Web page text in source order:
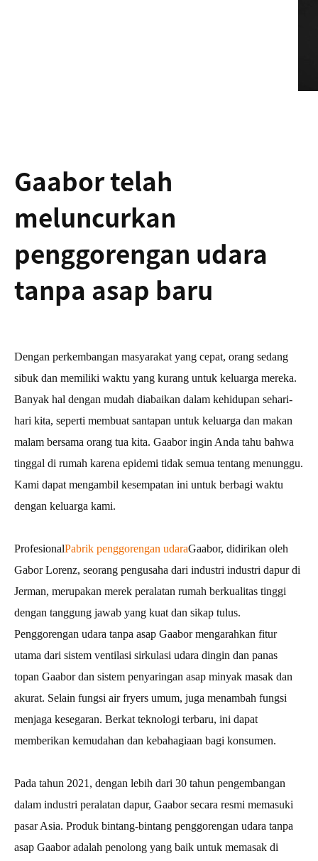
Gaabor telah
meluncurkan
penggorengan udara
tanpa asap baru
Dengan perkembangan masyarakat yang cepat, orang sedang
sibuk dan memiliki waktu yang kurang untuk keluarga mereka.
Banyak hal dengan mudah diabaikan dalam kehidupan sehari-
hari kita, seperti membuat santapan untuk keluarga dan makan
malam bersama orang tua kita. Gaabor ingin Anda tahu bahwa
tinggal di rumah karena epidemi tidak semua tentang menunggu.
Kami dapat mengambil kesempatan ini untuk berbagi waktu
dengan keluarga kami.
ProfesionalPabrik penggorengan udaraGaabor, didirikan oleh
Gabor Lorenz, seorang pengusaha dari industri industri dapur di
Jerman, merupakan merek peralatan rumah berkualitas tinggi
dengan tanggung jawab yang kuat dan sikap tulus.
Penggorengan udara tanpa asap Gaabor mengarahkan fitur
utama dari sistem ventilasi sirkulasi udara dingin dan panas
topan Gaabor dan sistem penyaringan asap minyak masak dan
akurat. Selain fungsi air fryers umum, juga menambah fungsi
menjaga kesegaran. Berkat teknologi terbaru, ini dapat
memberikan kemudahan dan kebahagiaan bagi konsumen.
Pada tahun 2021, dengan lebih dari 30 tahun pengembangan
dalam industri peralatan dapur, Gaabor secara resmi memasuki
pasar Asia. Produk bintang-bintang penggorengan udara tanpa
asap Gaabor adalah penolong yang baik untuk memasak di